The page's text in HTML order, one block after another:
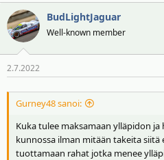
BudLightJaguar
Well-known member
2.7.2022
Gurney48 sanoi:
Kuka tulee maksamaan ylläpidon
kunnossa ilman mitään takeita
tuottamaan rahat jotka menee